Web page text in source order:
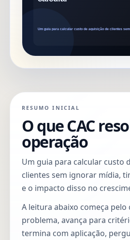
RESUMO INICIAL
O que CAC
operação
Um guia para calcular custo
clientes sem ignorar mídia,
e o impacto disso no
A leitura abaixo começa
problema, avança para
termina com aplicação,